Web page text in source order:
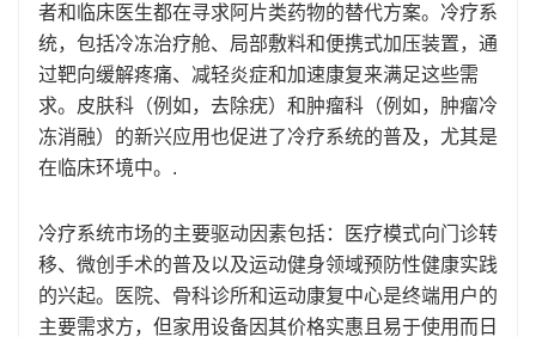
者和临床医生都在寻求阿片类药物的替代方案。冷疗系
统，包括冷冻治疗舱、局部敷料和便携式加压装置，通
过靶向缓解疼痛、减轻炎症和加速康复来满足这些需
求。皮肤科（例如，去除疣）和肿瘤科（例如，肿瘤冷
冻消融）的新兴应用也促进了冷疗系统的普及，尤其是
在临床环境中。.
冷疗系统市场的主要驱动因素包括：医疗模式向门诊转
移、微创手术的普及以及运动健身领域预防性健康实践
的兴起。医院、骨科诊所和运动康复中心是终端用户的
主要需求方，但家用设备因其价格实惠且易于使用而日